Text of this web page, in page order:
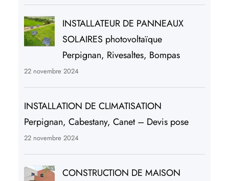
INSTALLATEUR DE PANNEAUX
SOLAIRES photovoltaïque
Perpignan, Rivesaltes, Bompas
22 novembre 2024
INSTALLATION DE CLIMATISATION
Perpignan, Cabestany, Canet – Devis pose
22 novembre 2024
CONSTRUCTION DE MAISON